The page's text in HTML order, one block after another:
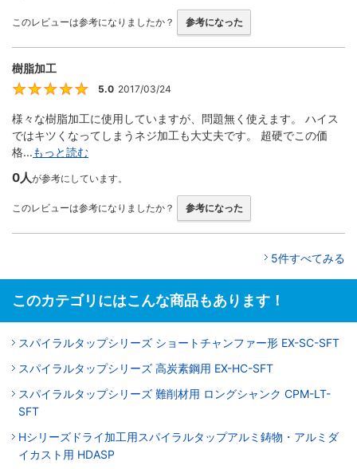
このレビューは参考になりましたか？ 参考になった
樹脂加工
5
5.0 2017/03/24
様々な樹脂加工に使用していますが、問題無く使えます。 ハイス
ではキツくなってしまうネジ加工も大丈夫です。 超硬でこの価
格...もっと読む
0人が参考にしています。
このレビューは参考になりましたか？ 参考になった
5件すべてみる
このカテゴリにはこんな商品もあります！
スパイラルタップシリーズ ショートチャンファー形 EX-SC-SFT
スパイラルタップシリーズ 高炭素鋼用 EX-HC-SFT
スパイラルタップシリーズ 難削材用 ロングシャンク CPM-LT-
SFT
Hシリーズドライ加工用スパイラルタップアルミ鋳物・アルミダ
イカスト用 HDASP